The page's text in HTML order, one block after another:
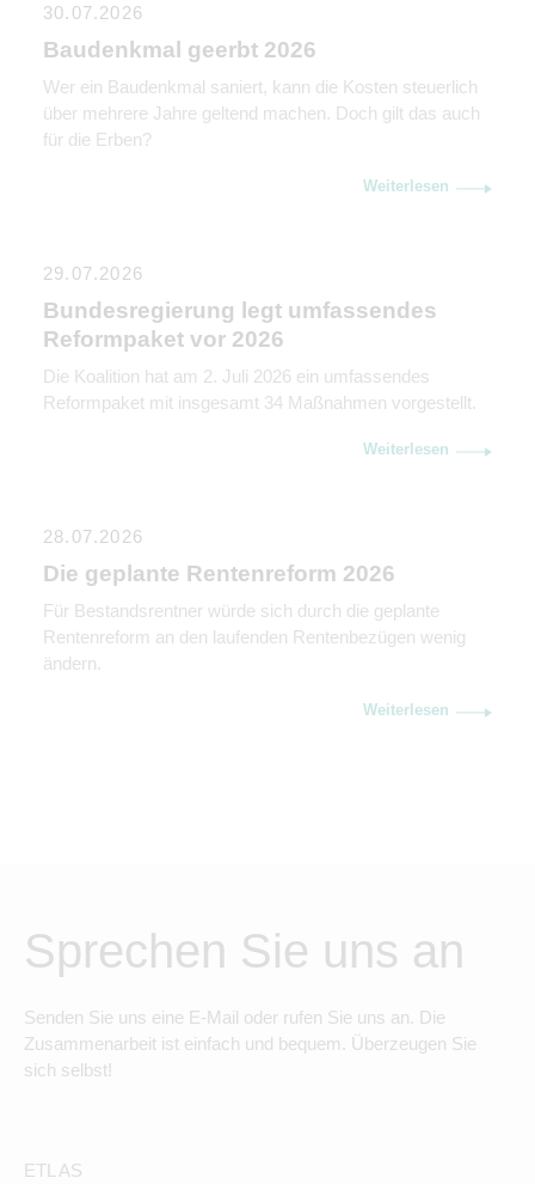
30.07.2026
Baudenkmal geerbt 2026
Wer ein Baudenkmal saniert, kann die Kosten steuerlich
über mehrere Jahre geltend machen. Doch gilt das auch
für die Erben?
Weiterlesen
29.07.2026
Bundesregierung legt umfassendes
Reformpaket vor 2026
Die Koalition hat am 2. Juli 2026 ein umfassendes
Reformpaket mit insgesamt 34 Maßnahmen vorgestellt.
Weiterlesen
28.07.2026
Die geplante Rentenreform 2026
Für Bestandsrentner würde sich durch die geplante
Rentenreform an den laufenden Rentenbezügen wenig
ändern.
Weiterlesen
Sprechen Sie uns an
Senden Sie uns eine E-Mail oder rufen Sie uns an. Die
Zusammenarbeit ist einfach und bequem. Überzeugen Sie
sich selbst!
ETL AS